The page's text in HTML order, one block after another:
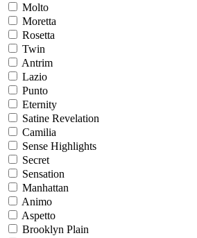
Molto
Moretta
Rosetta
Twin
Antrim
Lazio
Punto
Eternity
Satine Revelation
Camilia
Sense Highlights
Secret
Sensation
Manhattan
Animo
Aspetto
Brooklyn Plain